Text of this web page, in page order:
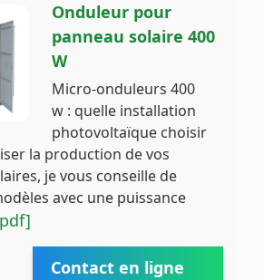
Onduleur pour
panneau solaire 400
W
Micro-onduleurs 400
w : quelle installation
photovoltaïque choisir
la production de vos
je vous conseille de
avec une puissance
Contact en ligne